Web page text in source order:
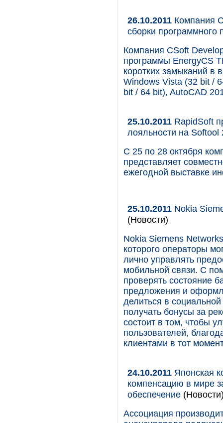
26.10.2011 Компания
сборки программного
Компания CSoft
программы EnergyCS
коротких замыканий в
Windows Vista (32 bit /
bit / 64 bit), AutoCAD
25.10.2011 RapidSoft
лояльности на Softool
C 25 по 28 октября
представляет
ежегодной выставке
25.10.2011 Nokia
(Новости)
Nokia Siemens
которого операторы
лично управлять
мобильной связи. С
проверять состояние
предложения и
делиться в
получать бонусы за
состоит в том, чтобы
пользователей,
клиентами в тот
24.10.2011 Японская
компенсацию в мире
обеспечение
Ассоциация